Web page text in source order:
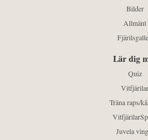
Bilder
Allmänt
Lär dig
Quiz
Vitfjärilar
Träna raps/
Juvela